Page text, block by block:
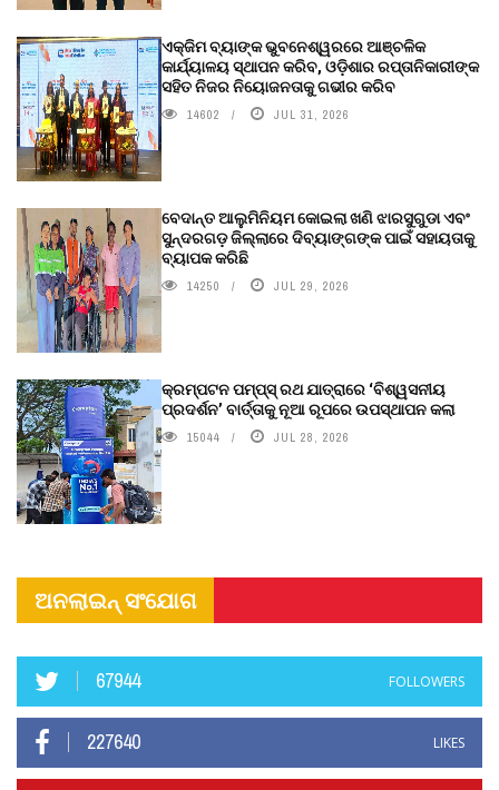
ଏକ୍ଜିମ ବ୍ୟାଙ୍କ ଭୁବନେଶ୍ୱରରେ ଆଞ୍ଚଳିକ
କାର୍ଯ୍ୟାଳୟ ସ୍ଥାପନ କରିବ, ଓଡ଼ିଶାର ରପ୍ତାନିକାରୀଙ୍କ
ସହିତ ନିଜର ନିୟୋଜନତାକୁ ଗଭୀର କରିବ
14602 JUL 31, 2026
ବେଦାନ୍ତ ଆଲୁମିନିୟମ କୋଇଲା ଖଣି ଝାରସୁଗୁଡା ଏବଂ
ସୁନ୍ଦରଗଡ଼ ଜିଲ୍ଲାରେ ଦିବ୍ୟାଙ୍ଗଙ୍କ ପାଇଁ ସହାୟତାକୁ
ବ୍ୟାପକ କରିଛି
14250 JUL 29, 2026
କ୍ରମ୍ପଟନ ପମ୍ପ୍‌ସ୍‌ ରଥ ଯାତ୍ରାରେ ‘ବିଶ୍ୱସନୀୟ
ପ୍ରଦର୍ଶନ’ ବାର୍ତ୍ତାକୁ ନୂଆ ରୂପରେ ଉପସ୍ଥାପନ କଲା
15044 JUL 28, 2026
ଅନଲାଇନ୍ ସଂଯୋଗ
67944 FOLLOWERS
227640 LIKES